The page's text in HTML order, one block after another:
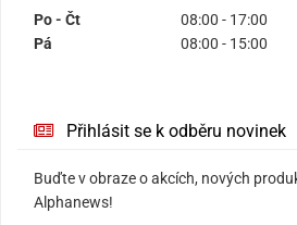
Po - Čt
08:00 - 17:00
Pá
08:00 - 15:00
Přihlásit se k odběru novinek
Buďte v obraze o akcích, nových
Alphanews!